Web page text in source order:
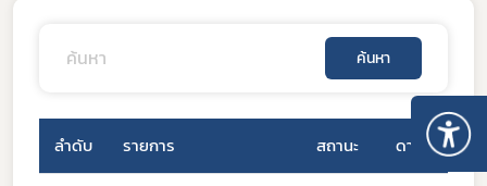
ค้นหา
ลำดับ รายการ สถานะ ดาวน์โหลด